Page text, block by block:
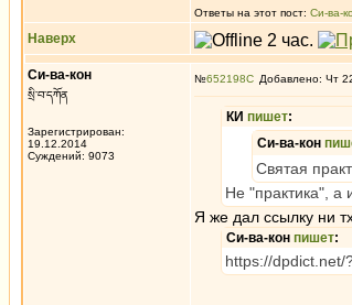
Ответы на этот пост: Си-ва-
Наверх
Си-ва-кон
སྲི་བ་དཀོན
Зарегистрирован:
19.12.2014
Суждений: 9073
№652198 Добавлено: Чт
КИ пишет:
Си-ва-кон
Святая
Не "практика", а
Я же дал ссылку ни
Си-ва-кон пишет:
https://dpdict.net/